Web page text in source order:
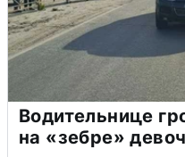
Водительнице
на «зебре»